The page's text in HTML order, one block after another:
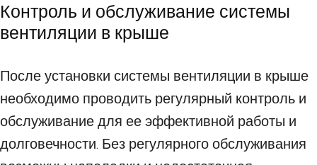
Контроль и обслуживание системы
вентиляции в крыше
После установки системы вентиляции в крыше
необходимо проводить регулярный контроль и
обслуживание для ее эффективной работы и
долговечности. Без регулярного обслуживания